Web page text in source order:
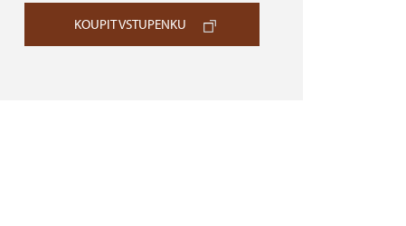
KOUPIT VSTUPENKU